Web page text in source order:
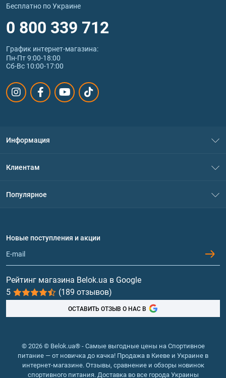
Бесплатно по Украине
0 800 339 712
График интернет‑магазина:
Пн-Пт 9:00-18:00
Сб-Вс 10:00-17:00
Информация
Политика конфиденциальности
Обмен и возврат
Клиентам
Популярное
Протеин
Гейнеры
Витамины и минералы
Рыбий жир, жирные кислоты
Новые поступления и акции
Рейтинг магазина Belok.ua в Google
5
(189 отзывов)
ОСТАВИТЬ ОТЗЫВ О НАС В
© 2026 © Belok.ua® - Самые выгодные цены на Спортивное
питание — от новичка до качка! Продажа в Киеве и Украине в
интернет-магазине. Отзывы, сравнение и обзоры новинок
спортивного питания. Доставка во все города Украины